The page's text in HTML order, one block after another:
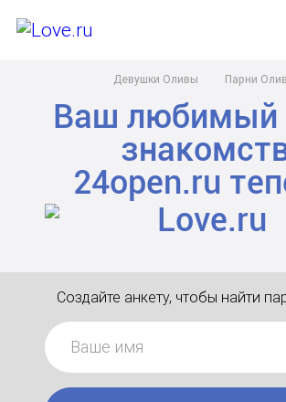
Девушки Оливы Парни
Ваш любимый
24open.ru
Создайте анкету, чтобы найти